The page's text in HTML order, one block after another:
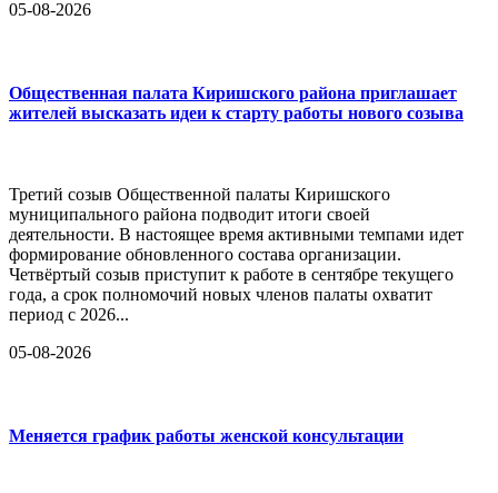
05-08-2026
Общественная палата Киришского района приглашает
жителей высказать идеи к старту работы нового созыва
Третий созыв Общественной палаты Киришского
муниципального района подводит итоги своей
деятельности. В настоящее время активными темпами идет
формирование обновленного состава организации.
Четвёртый созыв приступит к работе в сентябре текущего
года, а срок полномочий новых членов палаты охватит
период с 2026...
05-08-2026
Меняется график работы женской консультации